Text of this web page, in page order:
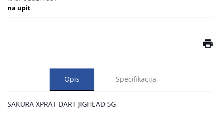
na upit
Opis Specifikacija
SAKURA XPRAT DART JIGHEAD 5G